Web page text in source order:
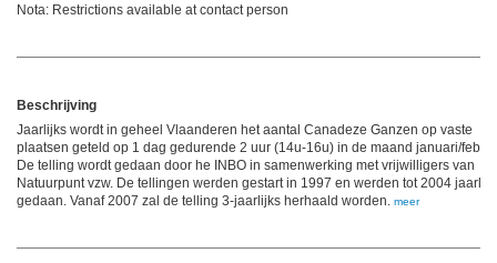
Nota: Restrictions available at contact person
Beschrijving
Jaarlijks wordt in geheel Vlaanderen het aantal Canadeze Ganzen op vaste
plaatsen geteld op 1 dag gedurende 2 uur (14u-16u) in de maand januari/
De telling wordt gedaan door he INBO in samenwerking met vrijwilligers van
Natuurpunt vzw. De tellingen werden gestart in 1997 en werden tot 2004
gedaan. Vanaf 2007 zal de telling 3-jaarlijks herhaald worden. meer